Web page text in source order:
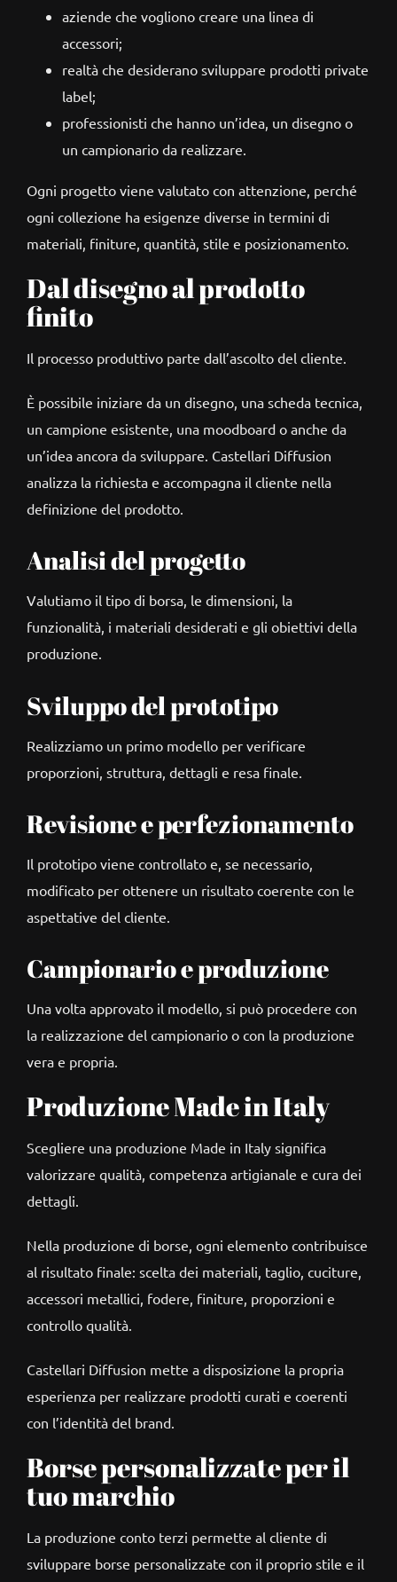
aziende che vogliono creare una linea di
accessori;
realtà che desiderano sviluppare prodotti private
label;
professionisti che hanno un’idea, un disegno o
un campionario da realizzare.
Ogni progetto viene valutato con attenzione, perché
ogni collezione ha esigenze diverse in termini di
materiali, finiture, quantità, stile e posizionamento.
Dal disegno al prodotto
finito
Il processo produttivo parte dall’ascolto del cliente.
È possibile iniziare da un disegno, una scheda tecnica,
un campione esistente, una moodboard o anche da
un’idea ancora da sviluppare. Castellari Diffusion
analizza la richiesta e accompagna il cliente nella
definizione del prodotto.
Analisi del progetto
Valutiamo il tipo di borsa, le dimensioni, la
funzionalità, i materiali desiderati e gli obiettivi della
produzione.
Sviluppo del prototipo
Realizziamo un primo modello per verificare
proporzioni, struttura, dettagli e resa finale.
Revisione e perfezionamento
Il prototipo viene controllato e, se necessario,
modificato per ottenere un risultato coerente con le
aspettative del cliente.
Campionario e produzione
Una volta approvato il modello, si può procedere con
la realizzazione del campionario o con la produzione
vera e propria.
Produzione Made in Italy
Scegliere una produzione Made in Italy significa
valorizzare qualità, competenza artigianale e cura dei
dettagli.
Nella produzione di borse, ogni elemento contribuisce
al risultato finale: scelta dei materiali, taglio, cuciture,
accessori metallici, fodere, finiture, proporzioni e
controllo qualità.
Castellari Diffusion mette a disposizione la propria
esperienza per realizzare prodotti curati e coerenti
con l’identità del brand.
Borse personalizzate per il
tuo marchio
La produzione conto terzi permette al cliente di
sviluppare borse personalizzate con il proprio stile e il